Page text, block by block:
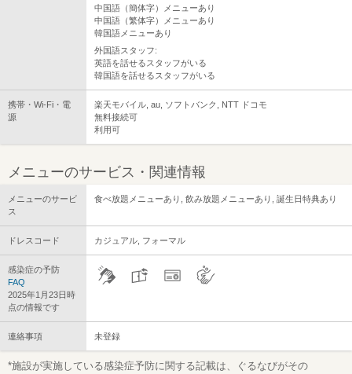
中国語（簡体字）メニューあり
中国語（繁体字）メニューあり
韓国語メニューあり
外国語スタッフ:
英語を話せるスタッフがいる
韓国語を話せるスタッフがいる
携帯・Wi-Fi・電
源
楽天モバイル, au, ソフトバンク, NTT ドコモ
無料接続可
利用可
メニューのサービス・関連情報
メニューのサービ
ス
食べ放題メニューあり, 飲み放題メニューあり, 誕生日特典あり
ドレスコード カジュアル, フォーマル
感染症の予防
FAQ
2025年1月23日時
点の情報です
連絡事項 未登録
*施設が実施している感染症予防に関する記載は、ぐるなびがその